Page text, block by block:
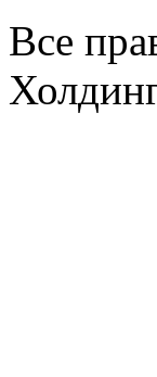
Все